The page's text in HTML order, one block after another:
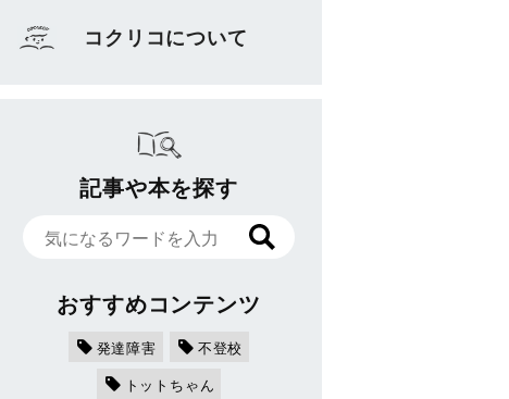
コクリコについて
記事や本を探す
おすすめコンテンツ
発達障害
不登校
トットちゃん